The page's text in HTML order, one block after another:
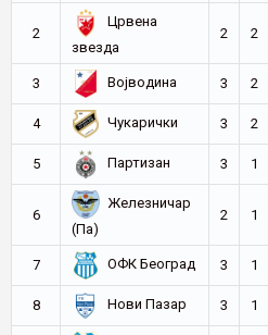
2
Црвена
звезда
2 2
3 Војводина 3 2
4 Чукарички 3 2
5 Партизан 3 1
6
Железничар
(Па)
2 1
7 ОФК Београд 3 1
8 Нови Пазар 3 1